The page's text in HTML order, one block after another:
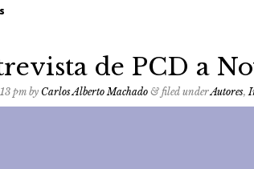
de PCD a
pm by Carlos Alberto Machado & filed underAutores,